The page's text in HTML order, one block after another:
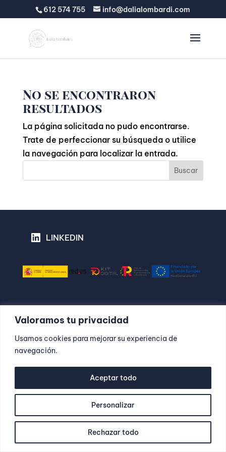
Valoramos tu privacidad
Usamos cookies para mejorar su experiencia de
navegación.
Personalizar
Rechazar todo
Aceptar todo
612 574 755 info@dalialombardi.com
No se encontraron
resultados
La página solicitada no pudo encontrarse.
Trate de perfeccionar su búsqueda o utilice
la navegación para localizar la entrada.
Buscar
LINKEDIN
POLÍTICA DE PRIVACIDAD
POLÍTICA DE COOKIES
Dalia Lombardi todos los derechos reservados©
2023